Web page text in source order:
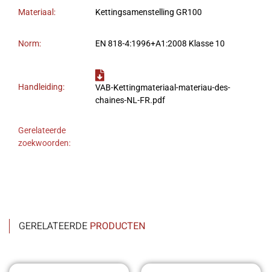
Materiaal: Kettingsamenstelling GR100
Norm: EN 818-4:1996+A1:2008 Klasse 10
Handleiding:
VAB-Kettingmateriaal-materiau-des-
chaines-NL-FR.pdf
Gerelateerde
zoekwoorden:
GERELATEERDE PRODUCTEN